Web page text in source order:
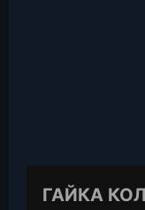
ГАЙКА